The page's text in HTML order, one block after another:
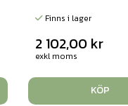
Finns i lager
2 102,00 kr
exkl moms
KÖP